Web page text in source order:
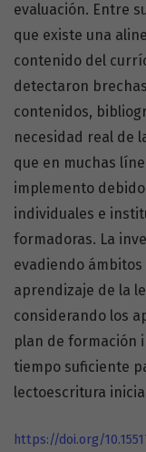
evaluación. Entre
que existe una
contenido del
detectaron
contenidos,
necesidad real de
que en muchas
implemento
individuales e
formadoras. La
evadiendo
aprendizaje de la
considerando los
plan de formación
tiempo suficiente
lectoescritura
https://doi.org/